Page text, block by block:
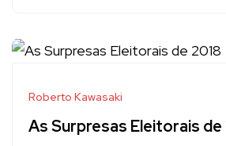
Roberto Kawasaki
As Surpresas Eleitorais de